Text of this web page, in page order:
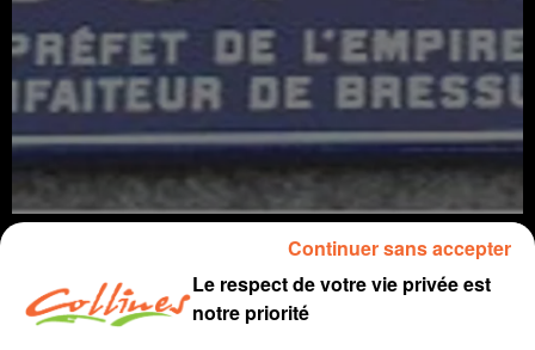
Le respect de votre vie privée est
notre priorité
Continuer sans accepter